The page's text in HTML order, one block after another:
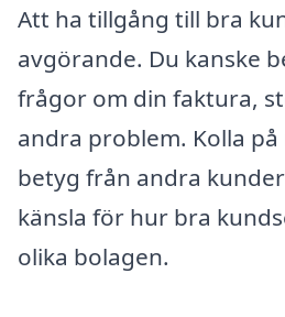
Att ha tillgång till bra
avgörande. Du kanske
frågor om din faktura,
andra problem. Kolla
betyg från andra
känsla för hur bra
olika bolagen.